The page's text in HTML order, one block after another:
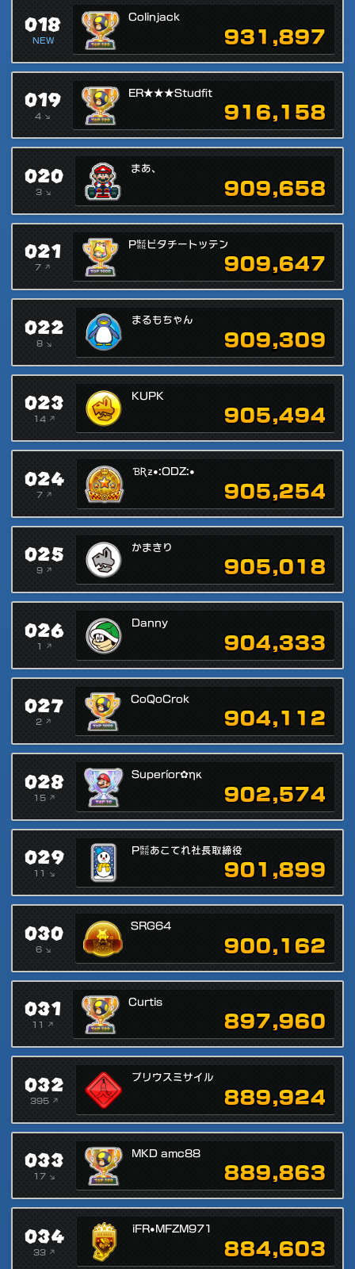
018
NEW
Colinjack
931,897
019
4 ↘
ER★★★Studfit
916,158
020
3 ↘
まあ、
909,658
021
7 ↗
P㍿ピタチートッテン
909,647
022
8 ↘
まるもちゃん
909,309
023
14 ↗
KUPK
905,494
024
7 ↗
ƁƦƶ•:ODZ:•
905,254
025
9 ↗
かまきり
905,018
026
1 ↗
Danny
904,333
027
2 ↗
CoQoCrok
904,112
028
15 ↗
Superíor✿ηκ
902,574
029
11 ↘
P㍿あこてれ社長取締役
901,899
030
6 ↘
SRG64
900,162
031
11 ↗
Curtis
897,960
032
395 ↗
プリウスミサイル
889,924
033
17 ↘
MKD amc88
889,863
034
33 ↗
iFR•MFZM971
884,603